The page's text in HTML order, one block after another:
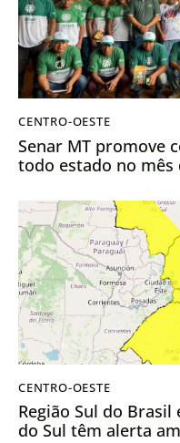
CENTRO-OESTE
Senar MT promove
todo estado no mês
CENTRO-OESTE
Região Sul do
do Sul têm alerta